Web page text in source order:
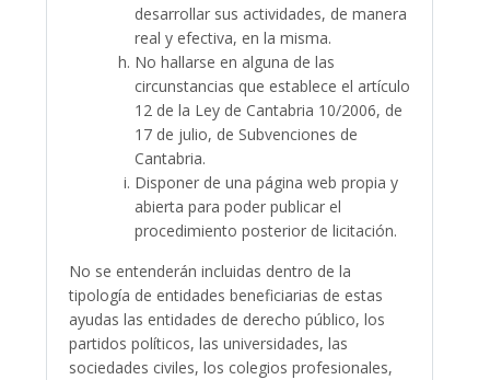
desarrollar sus actividades, de manera
real y efectiva, en la misma.
No hallarse en alguna de las
circunstancias que establece el artículo
12 de la Ley de Cantabria 10/2006, de
17 de julio, de Subvenciones de
Cantabria.
Disponer de una página web propia y
abierta para poder publicar el
procedimiento posterior de licitación.
No se entenderán incluidas dentro de la
tipología de entidades beneficiarias de estas
ayudas las entidades de derecho público, los
partidos políticos, las universidades, las
sociedades civiles, los colegios profesionales,